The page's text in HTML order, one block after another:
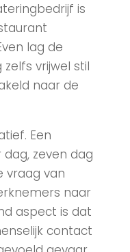
is
lag de
vrijwel stil
naar de
Een
zeven dag
vraag van
naar
aspect is dat
contact